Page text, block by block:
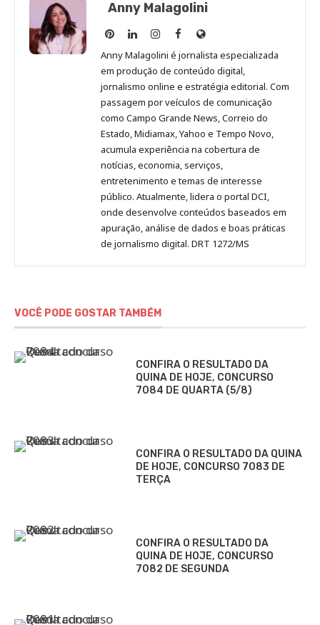
Anny Malagolini
Anny
Malagolini
no
Pinterest
Anny
Malagolini
no
LinkedIn
Anny
Malagolini
no
Instagram
Anny
Malagolini
no
Facebook
Site
de
Anny
Malagolini
Anny Malagolini é jornalista especializada
em produção de conteúdo digital,
jornalismo online e estratégia editorial. Com
passagem por veículos de comunicação
como Campo Grande News, Correio do
Estado, Midiamax, Yahoo e Tempo Novo,
acumula experiência na cobertura de
notícias, economia, serviços,
entretenimento e temas de interesse
público. Atualmente, lidera o portal DCI,
onde desenvolve conteúdos baseados em
apuração, análise de dados e boas práticas
de jornalismo digital. DRT 1272/MS
VOCÊ PODE GOSTAR TAMBÉM
CONFIRA O RESULTADO DA
QUINA DE HOJE, CONCURSO
7084 DE QUARTA (5/8)
CONFIRA O RESULTADO DA QUINA
DE HOJE, CONCURSO 7083 DE
TERÇA
CONFIRA O RESULTADO DA
QUINA DE HOJE, CONCURSO
7082 DE SEGUNDA